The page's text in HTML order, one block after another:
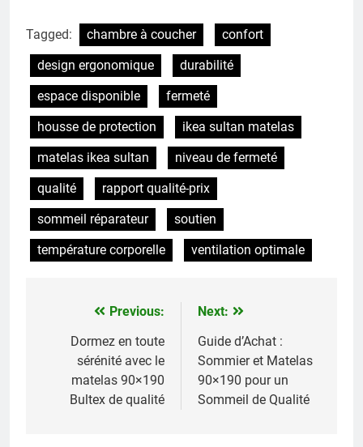
Tagged: chambre à coucher
confort
design ergonomique
durabilité
espace disponible
fermeté
housse de protection
ikea sultan matelas
matelas ikea sultan
niveau de fermeté
qualité
rapport qualité-prix
sommeil réparateur
soutien
température corporelle
ventilation optimale
Navigation
l’article
Previous:
Dormez en toute
sérénité avec le
matelas 90×190
Bultex de qualité
Next:
Guide d’Achat :
Sommier et Matelas
90×190 pour un
Sommeil de Qualité